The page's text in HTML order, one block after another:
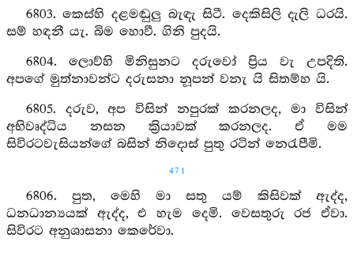
6803. කෙස්හි දළමඬුලු බැඳැ සිටී. දෙකිසිලි දැලි ධරයි.
සම් හඳනී යැ. බිම හොවී. ගිනි පුදයි.
6804. ලොව්හි මිනිසුනට දරුවෝ ප්‍රිය වැ උපදිති.
අපගේ මුත්නාවන්ට දරුසනා නූපන් වනැ යි සිතම්හ යි.
6805. දරුව, අප විසින් නපුරක් කරනලද, මා විසින්
අභිවෘද්ධිය නසන ක්‍රියාවක් කරනලද. ඒ මම
සිවිරටවැසියන්ගේ බසින් නිදොස් පුතු රටින් නෙරැපීමි.
471
6806. පුත, මෙහි මා සතු යම් කිසිවක් ඇද්ද,
ධනධාන්‍යයක් ඇද්ද, එ හැම දෙමි. වෙසතුරු රජ ඒවා.
සිවිරට අනුශාසනා කෙරේවා.